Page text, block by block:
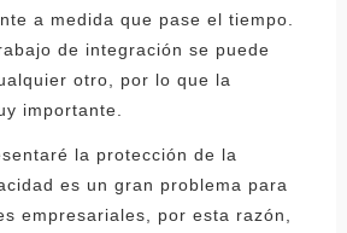
a medida que pase el tiempo.
de integración se puede
otro, por lo que la
importante.
la protección de la
es un gran problema para
empresariales, por esta razón,